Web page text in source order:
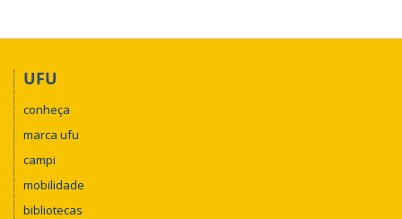
UFU
conheça
marca ufu
campi
mobilidade
bibliotecas